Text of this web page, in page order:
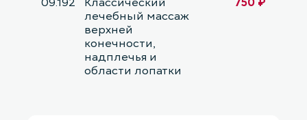
лечебный массаж
верхней
конечности,
надплечья и
области лопатки